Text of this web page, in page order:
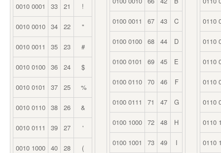
0010 0001 33 21 !
0010 0010 34 22 "
0010 0011 35 23 #
0010 0100 36 24 $
0010 0101 37 25 %
0010 0110 38 26 &
0010 0111 39 27 '
0010 1000 40 28 (
0100 0011 67 43 C
0100 0100 68 44 D
0100 0101 69 45 E
0100 0110 70 46 F
0100 0111 71 47 G
0100 1000 72 48 H
0100 1001 73 49 I
0110
0110
0110
0110
0110
0110
0110